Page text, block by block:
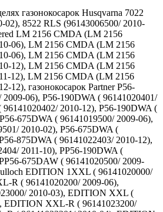
газонокосарок Husqvarna 7022
02), 8522 RLS (96143006500/ 2010-
LM 2156 CMDA (LM 2156
06), LM 2156 CMDA (LM 2156
06), LM 2156 CMDA (LM 2156
12), LM 2156 CMDA (LM 2156
12), LM 2156 CMDA (LM 2156
12), газонокосарок Partner P56-
06), P56-190DWA ( 96141020401/
2010-12), P56-190DWA (
675DWA ( 96141019500/ 2009-06),
2010-02), P56-675DWA (
875DWA ( 96141022403/ 2010-12),
2011-10), PP56-190DWA (
675DAW ( 96141020500/ 2009-
EDITION 1XXL ( 96141020000/
R ( 96141020200/ 2009-06),
2010-03), EDITION XXL (
EDITION XXL-R ( 96141023200/